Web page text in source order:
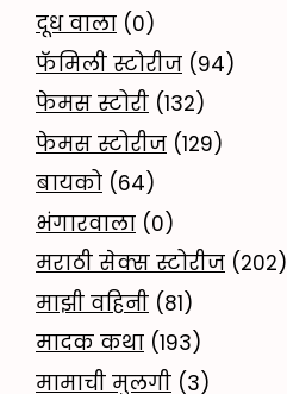
दूध वाला (0)
फॅमिली स्टोरीज (94)
फेमस स्टोरी (132)
फेमस स्टोरीज (129)
बायको (64)
भंगारवाला (0)
मराठी सेक्स स्टोरीज (202)
माझी वहिनी (81)
मादक कथा (193)
मामाची मुलगी (3)